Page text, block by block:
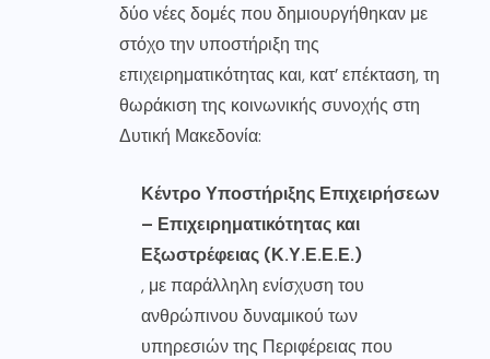
δύο νέες δομές που δημιουργήθηκαν με
στόχο την υποστήριξη της
επιχειρηματικότητας και, κατ’ επέκταση, τη
θωράκιση της κοινωνικής συνοχής στη
Δυτική Μακεδονία:
Κέντρο Υποστήριξης Επιχειρήσεων
– Επιχειρηματικότητας και
Εξωστρέφειας (Κ.Υ.Ε.Ε.Ε.)
, με παράλληλη ενίσχυση του
ανθρώπινου δυναμικού των
υπηρεσιών της Περιφέρειας που